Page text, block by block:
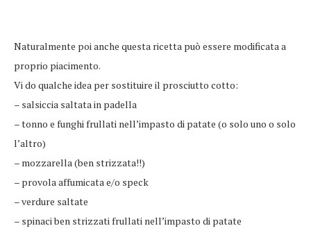
Naturalmente poi anche questa ricetta può essere modificata a
proprio piacimento.
Vi do qualche idea per sostituire il prosciutto cotto:
– salsiccia saltata in padella
– tonno e funghi frullati nell’impasto di patate (o solo uno o solo
l’altro)
– mozzarella (ben strizzata!!)
– provola affumicata e/o speck
– verdure saltate
– spinaci ben strizzati frullati nell’impasto di patate